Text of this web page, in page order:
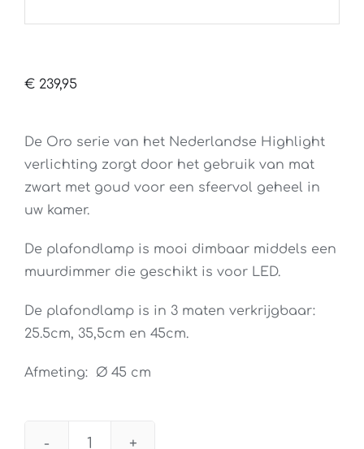
€ 239,95
De Oro serie van het Nederlandse Highlight
verlichting zorgt door het gebruik van mat
zwart met goud voor een sfeervol geheel in
uw kamer.
De plafondlamp is mooi dimbaar middels een
muurdimmer die geschikt is voor LED.
De plafondlamp is in 3 maten verkrijgbaar:
25.5cm, 35,5cm en 45cm.
Afmeting: Ø 45 cm